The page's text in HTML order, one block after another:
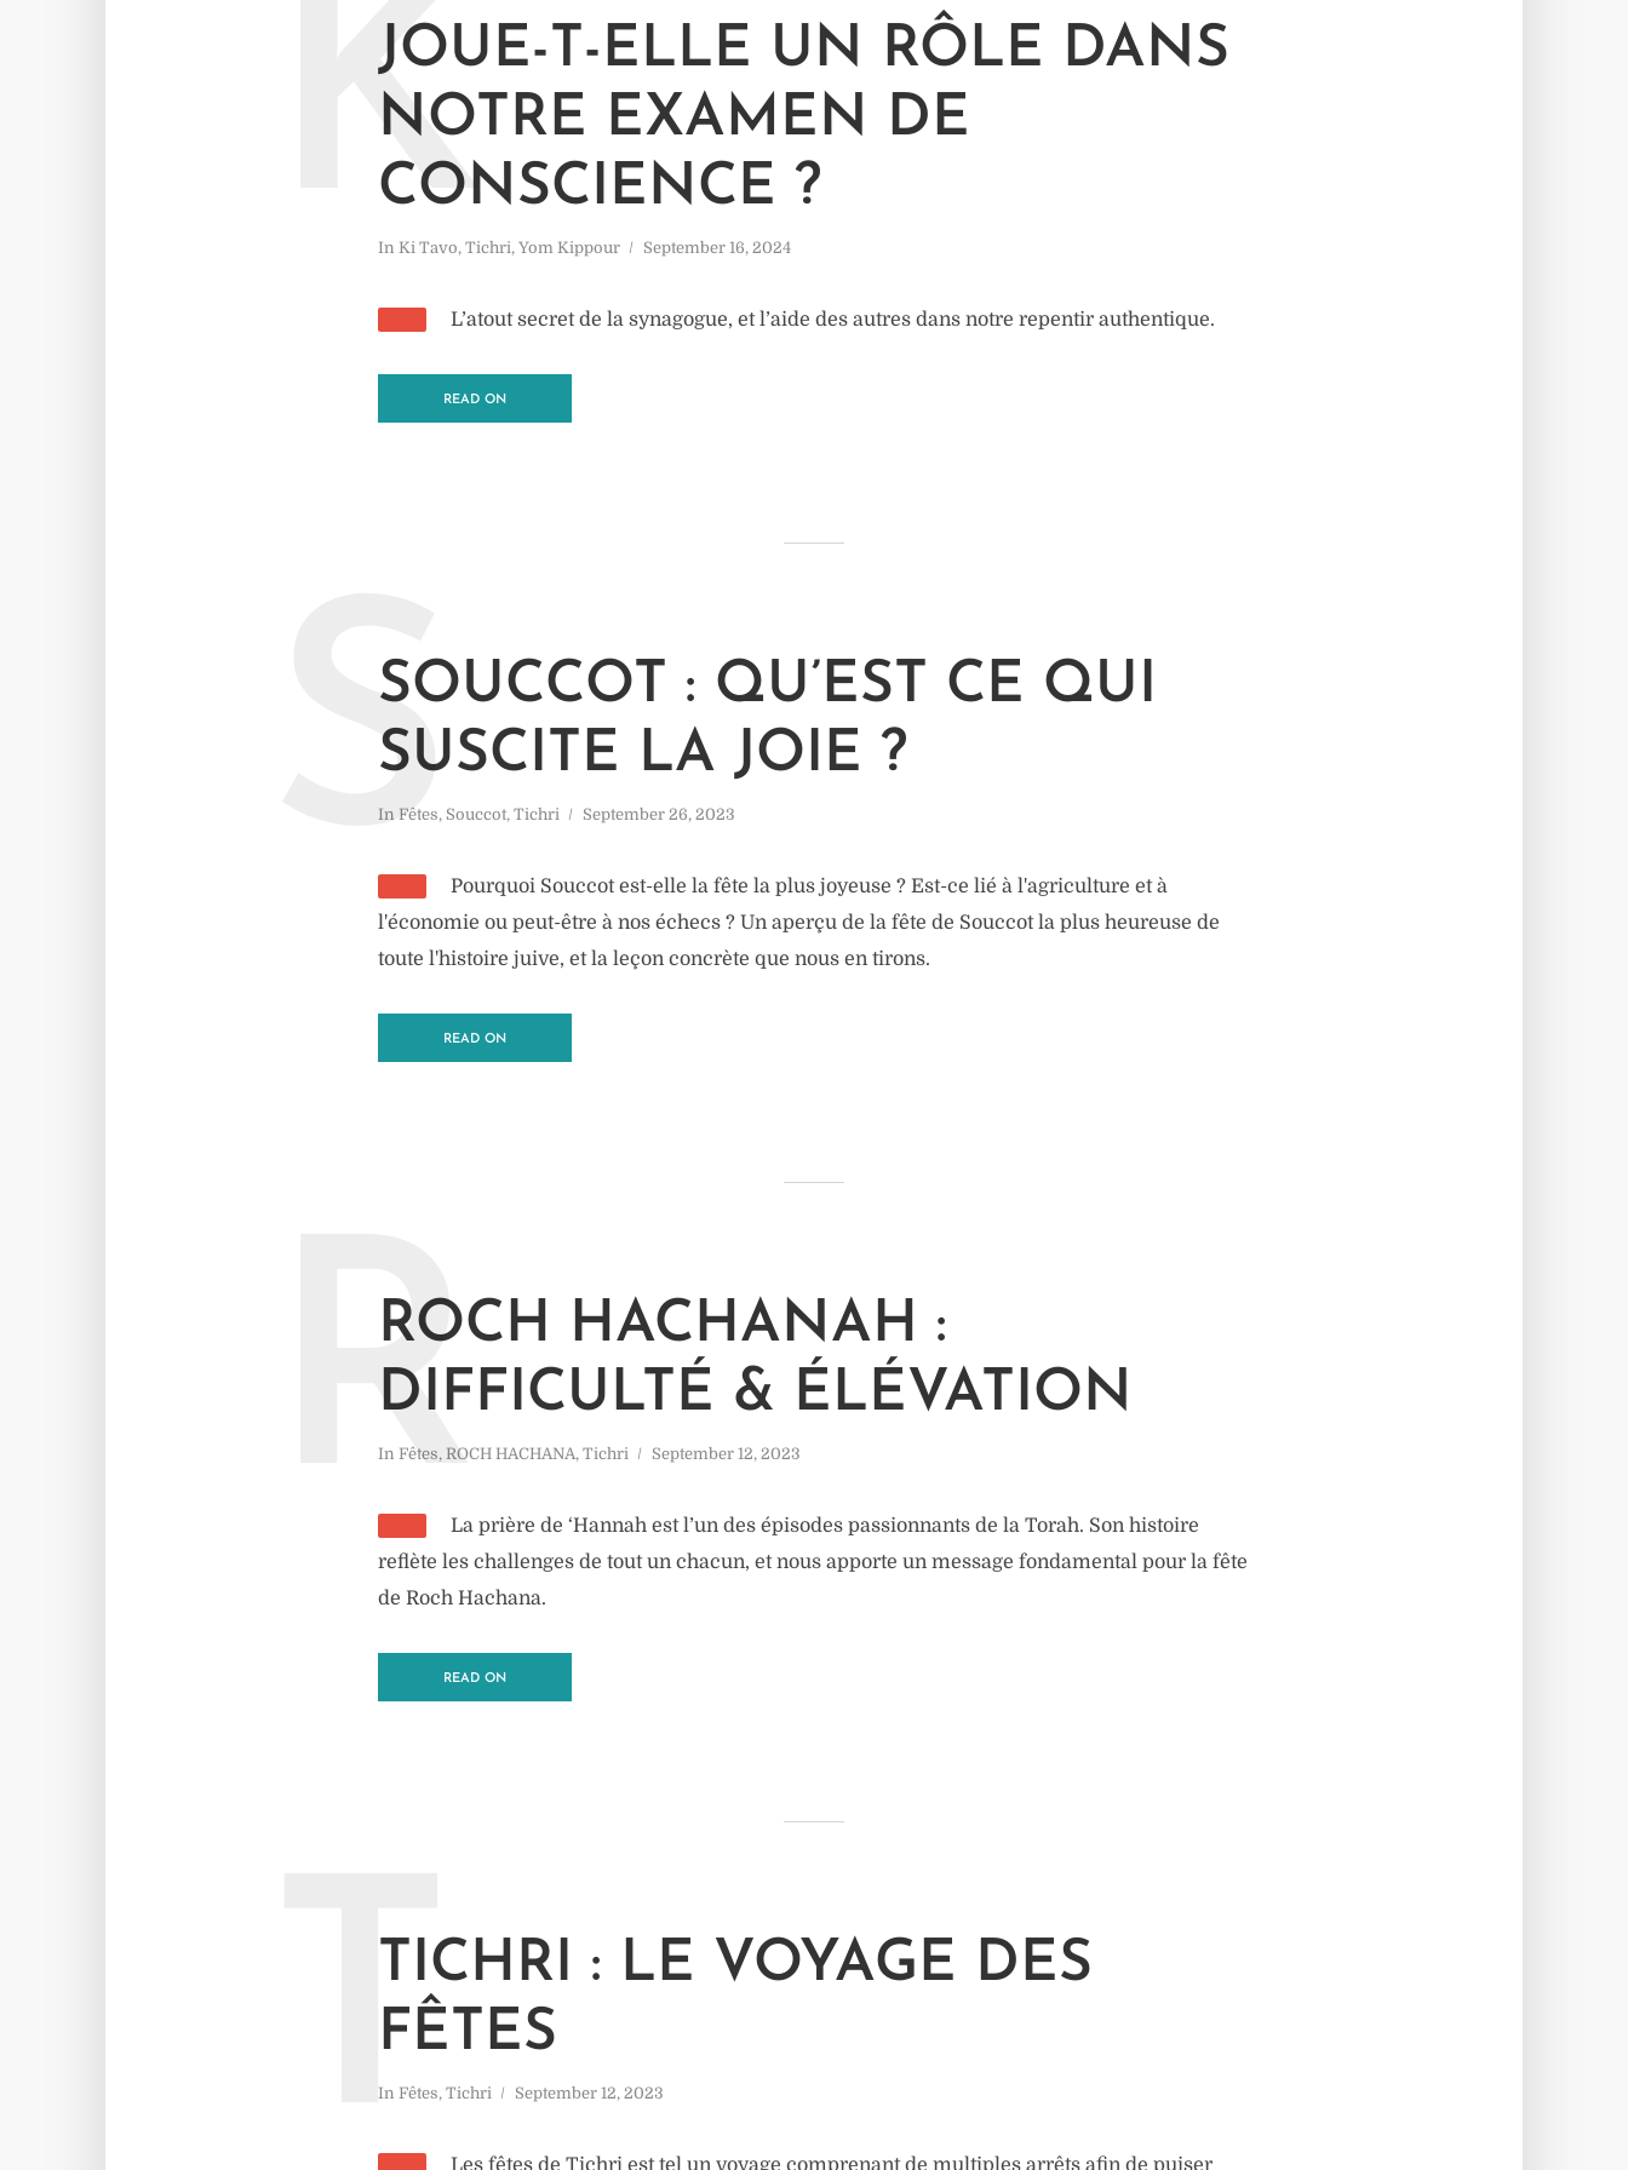
JOUE-T-ELLE UN RÔLE DANS
NOTRE EXAMEN DE
CONSCIENCE ?
In Ki Tavo, Tichri, Yom Kippour September 16, 2024
K
L’atout secret de la synagogue, et l’aide des autres dans notre repentir authentique.
READ ON
SOUCCOT : QU’EST CE QUI
SUSCITE LA JOIE ?
In Fêtes, Souccot, Tichri September 26, 2023
SPourquoi Souccot est-elle la fête la plus joyeuse ? Est-ce lié à l'agriculture et à
l'économie ou peut-être à nos échecs ? Un aperçu de la fête de Souccot la plus heureuse de
toute l'histoire juive, et la leçon concrète que nous en tirons.
READ ON
ROCH HACHANAH :
DIFFICULTÉ & ÉLÉVATION
In Fêtes, ROCH HACHANA, Tichri September 12, 2023
RLa prière de ‘Hannah est l’un des épisodes passionnants de la Torah. Son histoire
reflète les challenges de tout un chacun, et nous apporte un message fondamental pour la fête
de Roch Hachana.
READ ON
TICHRI : LE VOYAGE DES
FÊTES
In Fêtes, Tichri September 12, 2023
TLes fêtes de Tichri est tel un voyage comprenant de multiples arrêts afin de puiser